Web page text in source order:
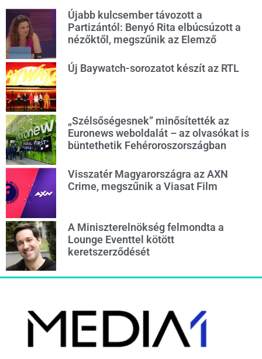
Újabb kulcsember távozott a
Partizántól: Benyó Rita elbúcsúzott a
nézőktől, megszűnik az Elemző
Új Baywatch-sorozatot készít az RTL
„Szélsőségesnek” minősítették az
Euronews weboldalát – az olvasókat is
büntethetik Fehéroroszországban
Visszatér Magyarországra az AXN
Crime, megszűnik a Viasat Film
A Miniszterelnökség felmondta a
Lounge Eventtel kötött
keretszerződését